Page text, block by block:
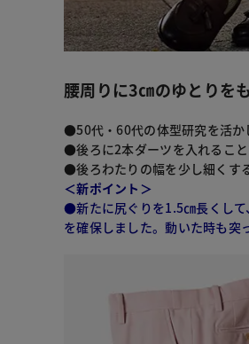
腰周りに3㎝のゆとりを
●50代・60代の体型研究を活か
●後ろに2本ダーツを入れること
●後ろわたりの幅を少し細くす
＜新ポイント＞
●新たに尻ぐりを1.5㎝長くして
を確保しました。動いた時も突